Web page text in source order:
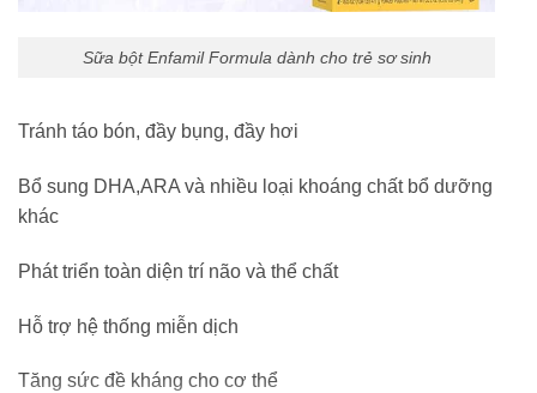
Sữa bột Enfamil Formula dành cho trẻ sơ sinh
Tránh táo bón, đầy bụng, đầy hơi
Bổ sung DHA,ARA và nhiều loại khoáng chất bổ dưỡng
khác
Phát triển toàn diện trí não và thể chất
Hỗ trợ hệ thống miễn dịch
Tăng sức đề kháng cho cơ thể